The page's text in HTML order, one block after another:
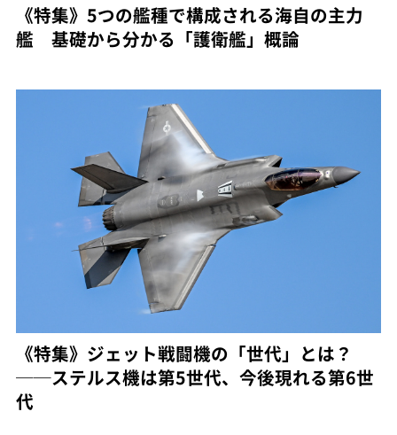
《特集》5つの艦種で構成される海自の主力
艦 基礎から分かる「護衛艦」概論
《特集》ジェット戦闘機の「世代」とは？
──ステルス機は第5世代、今後現れる第6世
代